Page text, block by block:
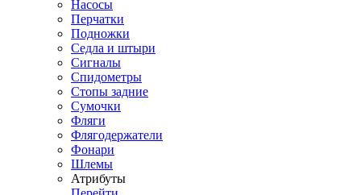
Насосы
Перчатки
Подножки
Седла и штыри
Сигналы
Спидометры
Стопы задние
Сумочки
Фляги
Флягодержатели
Фонари
Шлемы
Атрибуты